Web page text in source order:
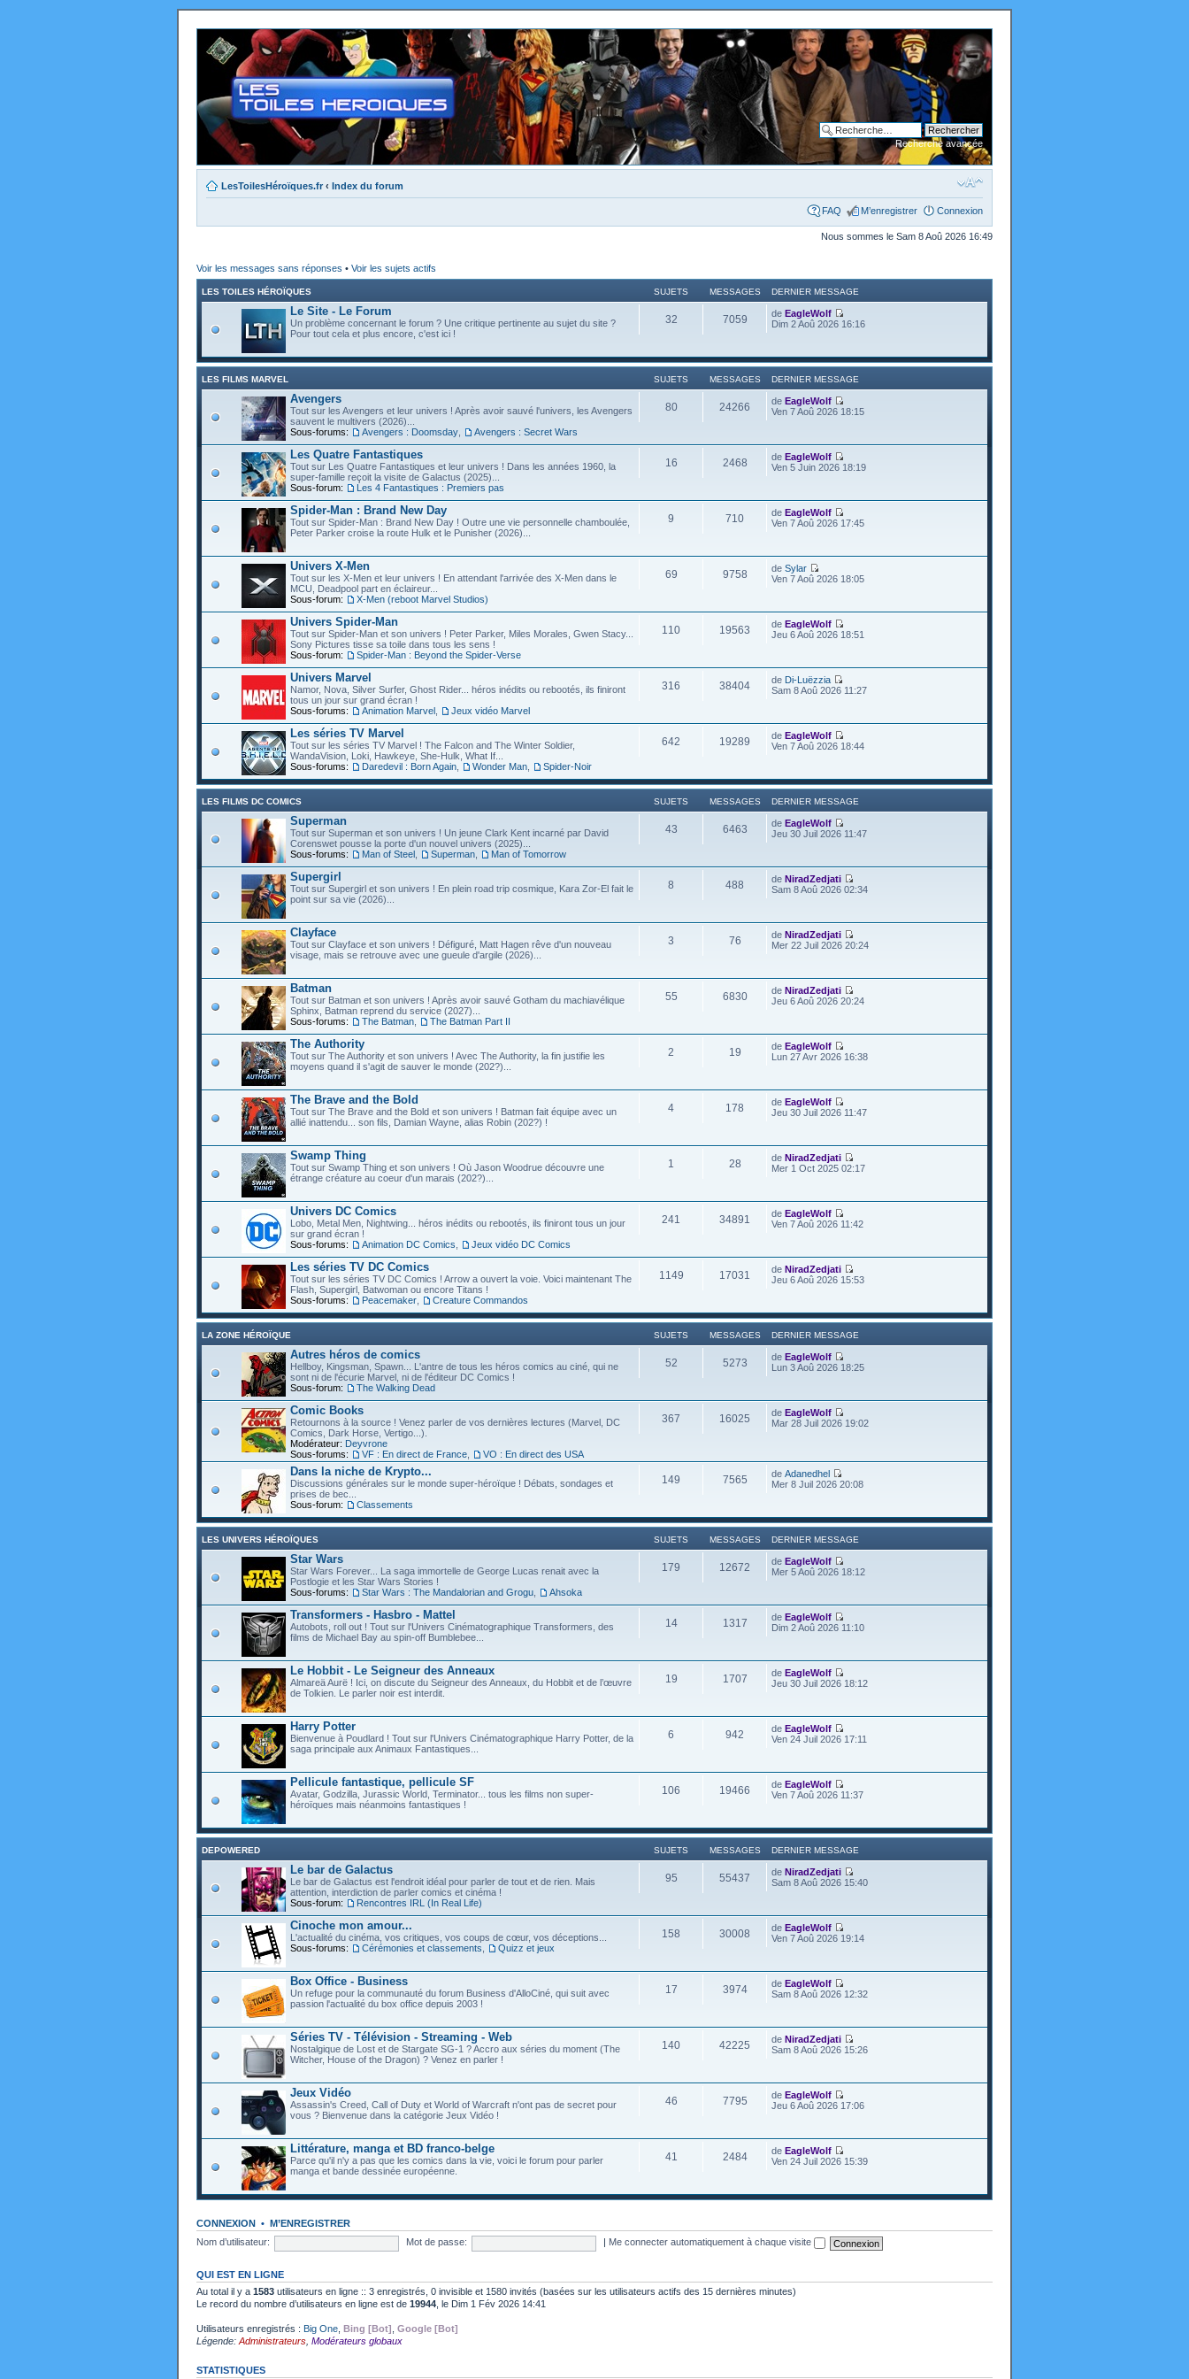
Recherche avancée
LesToilesHéroïques.fr ‹ Index du forum
FAQ M’enregistrer Connexion
Nous sommes le Sam 8 Aoû 2026 16:49
Voir les messages sans réponses • Voir les sujets actifs
LES TOILES HÉROÏQUES SUJETS MESSAGES DERNIER MESSAGE
Le Site - Le Forum
Un problème concernant le forum ? Une critique pertinente au sujet du site ?
Pour tout cela et plus encore, c'est ici !
32 7059 deEagleWolf
Dim 2 Aoû 2026 16:16
LES FILMS MARVEL SUJETS MESSAGES DERNIER MESSAGE
Avengers
Tout sur les Avengers et leur univers ! Après avoir sauvé l'univers, les Avengers
sauvent le multivers (2026)...
Sous-forums:
Avengers : Doomsday Avengers : Secret Wars
80 24266 deEagleWolf
Ven 7 Aoû 2026 18:15
Les Quatre Fantastiques
Tout sur Les Quatre Fantastiques et leur univers ! Dans les années 1960, la
super-famille reçoit la visite de Galactus (2025)...
Sous-forum:
Les 4 Fantastiques : Premiers pas
16 2468 deEagleWolf
Ven 5 Juin 2026 18:19
Spider-Man : Brand New Day
Tout sur Spider-Man : Brand New Day ! Outre une vie personnelle chamboulée,
Peter Parker croise la route Hulk et le Punisher (2026)...
9 710 deEagleWolf
Ven 7 Aoû 2026 17:45
Univers X-Men
Tout sur les X-Men et leur univers ! En attendant l'arrivée des X-Men dans le
MCU, Deadpool part en éclaireur...
Sous-forum:
X-Men (reboot Marvel Studios)
69 9758 deSylar
Ven 7 Aoû 2026 18:05
Univers Spider-Man
Tout sur Spider-Man et son univers ! Peter Parker, Miles Morales, Gwen Stacy...
Sony Pictures tisse sa toile dans tous les sens !
Sous-forum:
Spider-Man : Beyond the Spider-Verse
110 19563 deEagleWolf
Jeu 6 Aoû 2026 18:51
Univers Marvel
Namor, Nova, Silver Surfer, Ghost Rider... héros inédits ou rebootés, ils finiront
tous un jour sur grand écran !
Sous-forums:
Animation Marvel Jeux vidéo Marvel
316 38404 de Di-Luëzzia
Sam 8 Aoû 2026 11:27
Les séries TV Marvel
Tout sur les séries TV Marvel ! The Falcon and The Winter Soldier,
WandaVision, Loki, Hawkeye, She-Hulk, What If...
Sous-forums:
Daredevil : Born Again Wonder Man Spider-Noir
642 19289 deEagleWolf
Ven 7 Aoû 2026 18:44
LES FILMS DC COMICS SUJETS MESSAGES DERNIER MESSAGE
Superman
Tout sur Superman et son univers ! Un jeune Clark Kent incarné par David
Corenswet pousse la porte d'un nouvel univers (2025)...
Sous-forums:
Man of Steel Superman Man of Tomorrow
43 6463 deEagleWolf
Jeu 30 Juil 2026 11:47
Supergirl
Tout sur Supergirl et son univers ! En plein road trip cosmique, Kara Zor-El fait le
point sur sa vie (2026)...
8 488 deNiradZedjati
Sam 8 Aoû 2026 02:34
Clayface
Tout sur Clayface et son univers ! Défiguré, Matt Hagen rêve d'un nouveau
visage, mais se retrouve avec une gueule d'argile (2026)...
3 76 deNiradZedjati
Mer 22 Juil 2026 20:24
Batman
Tout sur Batman et son univers ! Après avoir sauvé Gotham du machiavélique
Sphinx, Batman reprend du service (2027)...
Sous-forums:
The Batman The Batman Part II
55 6830 deNiradZedjati
Jeu 6 Aoû 2026 20:24
The Authority
Tout sur The Authority et son univers ! Avec The Authority, la fin justifie les
moyens quand il s'agit de sauver le monde (202?)...
2 19 deEagleWolf
Lun 27 Avr 2026 16:38
The Brave and the Bold
Tout sur The Brave and the Bold et son univers ! Batman fait équipe avec un
allié inattendu... son fils, Damian Wayne, alias Robin (202?) !
4 178 deEagleWolf
Jeu 30 Juil 2026 11:47
Swamp Thing
Tout sur Swamp Thing et son univers ! Où Jason Woodrue découvre une
étrange créature au coeur d'un marais (202?)...
1 28 deNiradZedjati
Mer 1 Oct 2025 02:17
Univers DC Comics
Lobo, Metal Men, Nightwing... héros inédits ou rebootés, ils finiront tous un jour
sur grand écran !
Sous-forums:
Animation DC Comics Jeux vidéo DC Comics
241 34891 deEagleWolf
Ven 7 Aoû 2026 11:42
Les séries TV DC Comics
Tout sur les séries TV DC Comics ! Arrow a ouvert la voie. Voici maintenant The
Flash, Supergirl, Batwoman ou encore Titans !
Sous-forums:
Peacemaker Creature Commandos
1149 17031 deNiradZedjati
Jeu 6 Aoû 2026 15:53
LA ZONE HÉROÏQUE SUJETS MESSAGES DERNIER MESSAGE
Autres héros de comics
Hellboy, Kingsman, Spawn... L'antre de tous les héros comics au ciné, qui ne
sont ni de l'écurie Marvel, ni de l'éditeur DC Comics !
Sous-forum:
The Walking Dead
52 5273 deEagleWolf
Lun 3 Aoû 2026 18:25
Comic Books
Retournons à la source ! Venez parler de vos dernières lectures (Marvel, DC
Comics, Dark Horse, Vertigo...).
Modérateur: Deyvrone
Sous-forums:
VF : En direct de France VO : En direct des USA
367 16025 deEagleWolf
Mar 28 Juil 2026 19:02
Dans la niche de Krypto...
Discussions générales sur le monde super-héroïque ! Débats, sondages et
prises de bec...
Sous-forum:
Classements
149 7565 deAdanedhel
Mer 8 Juil 2026 20:08
LES UNIVERS HÉROÏQUES SUJETS MESSAGES DERNIER MESSAGE
Star Wars
Star Wars Forever... La saga immortelle de George Lucas renait avec la
Postlogie et les Star Wars Stories !
Sous-forums:
Star Wars : The Mandalorian and Grogu Ahsoka
179 12672 deEagleWolf
Mer 5 Aoû 2026 18:12
Transformers - Hasbro - Mattel
Autobots, roll out ! Tout sur l'Univers Cinématographique Transformers, des
films de Michael Bay au spin-off Bumblebee...
14 1317 deEagleWolf
Dim 2 Aoû 2026 11:10
Le Hobbit - Le Seigneur des Anneaux
Almareä Aurë ! Ici, on discute du Seigneur des Anneaux, du Hobbit et de l’œuvre
de Tolkien. Le parler noir est interdit.
19 1707 deEagleWolf
Jeu 30 Juil 2026 18:12
Harry Potter
Bienvenue à Poudlard ! Tout sur l'Univers Cinématographique Harry Potter, de la
saga principale aux Animaux Fantastiques...
6 942 deEagleWolf
Ven 24 Juil 2026 17:11
Pellicule fantastique, pellicule SF
Avatar, Godzilla, Jurassic World, Terminator... tous les films non super-
héroïques mais néanmoins fantastiques !
106 19466 deEagleWolf
Ven 7 Aoû 2026 11:37
DEPOWERED SUJETS MESSAGES DERNIER MESSAGE
Le bar de Galactus
Le bar de Galactus est l'endroit idéal pour parler de tout et de rien. Mais
attention, interdiction de parler comics et cinéma !
Sous-forum:
Rencontres IRL (In Real Life)
95 55437 deNiradZedjati
Sam 8 Aoû 2026 15:40
Cinoche mon amour...
L'actualité du cinéma, vos critiques, vos coups de cœur, vos déceptions...
Sous-forums:
Cérémonies et classements Quizz et jeux
158 30008 deEagleWolf
Ven 7 Aoû 2026 19:14
Box Office - Business
Un refuge pour la communauté du forum Business d'AlloCiné, qui suit avec
passion l'actualité du box office depuis 2003 !
17 3974 deEagleWolf
Sam 8 Aoû 2026 12:32
Séries TV - Télévision - Streaming - Web
Nostalgique de Lost et de Stargate SG-1 ? Accro aux séries du moment (The
Witcher, House of the Dragon) ? Venez en parler !
140 42225 deNiradZedjati
Sam 8 Aoû 2026 15:26
Jeux Vidéo
Assassin's Creed, Call of Duty et World of Warcraft n'ont pas de secret pour
vous ? Bienvenue dans la catégorie Jeux Vidéo !
46 7795 deEagleWolf
Jeu 6 Aoû 2026 17:06
Littérature, manga et BD franco-belge
Parce qu'il n'y a pas que les comics dans la vie, voici le forum pour parler
manga et bande dessinée européenne.
41 2484 deEagleWolf
Ven 24 Juil 2026 15:39
CONNEXION • M’ENREGISTRER
Nom d’utilisateur:
Mot de passe: Me connecter automatiquement à chaque visite
QUI EST EN LIGNE
Au total il y a 1583 utilisateurs en ligne :: 3 enregistrés, 0 invisible et 1580 invités (basées sur les utilisateurs actifs des 15 dernières minutes)
Le record du nombre d’utilisateurs en ligne est de 19944 , le Dim 1 Fév 2026 14:41
Utilisateurs enregistrés : Big One Bing [Bot] Google [Bot]
Légende: Administrateurs Modérateurs globaux
STATISTIQUES